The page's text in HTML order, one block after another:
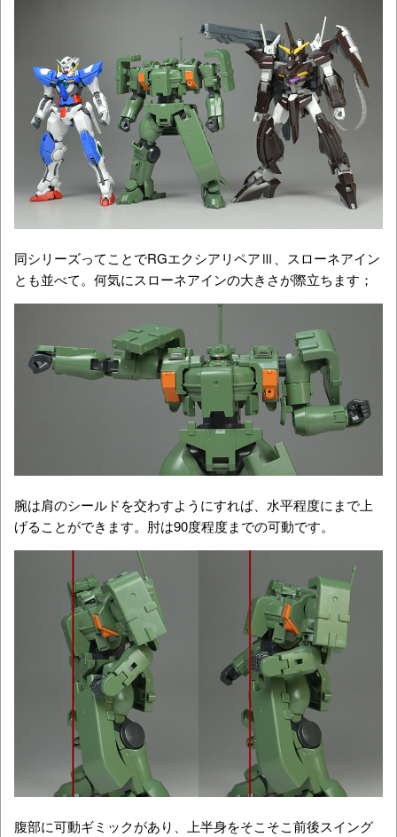
同シリーズってことでRGエクシアリペアⅢ、スローネアイン
とも並べて。何気にスローネアインの大きさが際立ちます；
腕は肩のシールドを交わすようにすれば、水平程度にまで上
げることができます。肘は90度程度までの可動です。
腹部に可動ギミックがあり、上半身をそこそこ前後スイング